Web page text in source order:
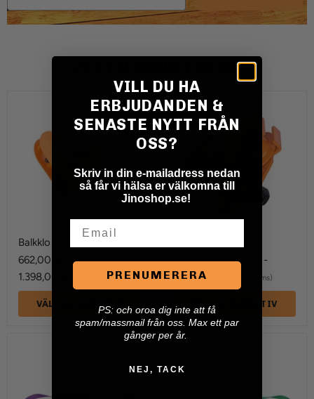
LYFTUTRUSTNING
Balkklo BC
662,00 kr
(Inkl. moms) -
1.398,00 kr
(Inkl. moms)
VÄLJ ALTERNATIV
Balkvagn
983,00 kr (Inkl. moms)
-
4.000,00 kr
(Inkl. moms)
VÄLJ ALTERNATIV
50mm
2ton
VILL DU HA
ERBJUDANDEN &
SENASTE NYTT FRÅN
OSS?
Skriv in din e-mailadress nedan
så får vi hälsa er välkomna till
Jinoshop.se!
PRENUMERERA
PS: och oroa dig inte att få
spam/massmail från oss. Max ett par
gånger per år.
NEJ, TACK